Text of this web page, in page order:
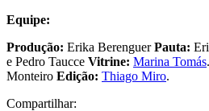
Equipe:
Produção: Erika BerenguerPauta:
e Pedro Taucce Vitrine: Marina Tomás.
Monteiro Edição: Thiago Miro.
Compartilhar: